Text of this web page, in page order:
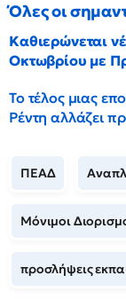
Όλες οι
Καθιερώνεται
Οκτωβρίου με
Το τέλος μιας
Ρέντη αλλάζει
ΠΕΑΔ
Μόνιμοι
προσλήψεις